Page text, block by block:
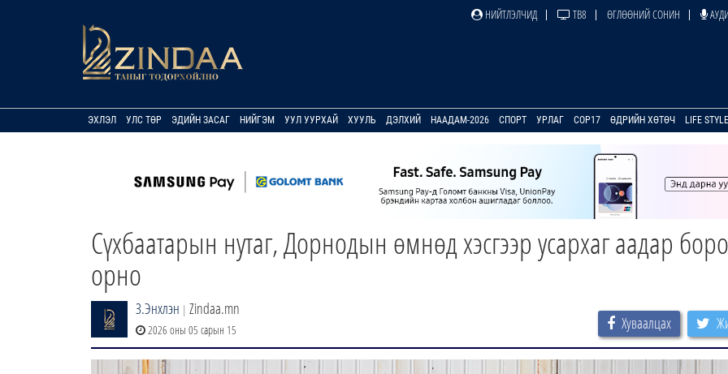
НИЙТЛЭЛЧИД ТВ8 ӨГЛӨӨНИЙ СОНИН
ЭХЛЭЛ УЛС ТӨР ЭДИЙН ЗАСАГ НИЙГЭМ УУЛ УУРХАЙ ХУУЛЬ ДЭЛХИЙ НААДАМ-2026 СПОРТ УРЛАГ COP17 ӨДРИЙН ХӨТӨЧ LIFE STYLE
Сүхбаатарын нутаг, Дорнодын өмнөд хэсгээр усархаг аадар
орно
З.Энхлэн | Zindaa.mn
2026 оны 05 сарын 15 Хуваалцах